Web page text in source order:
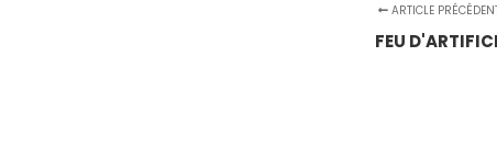
ARTICLE
FEU